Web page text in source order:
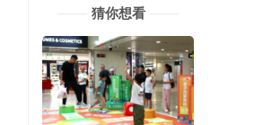
猜你想看